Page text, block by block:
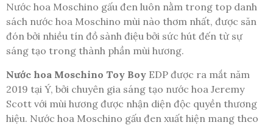
Nước hoa Moschino gấu đen luôn nằm trong top danh
sách nước hoa Moschino mùi nào thơm nhất, được săn
đón bởi nhiều tín đồ sành điệu bởi sức hút đến từ sự
sáng tạo trong thành phần mùi hương.
Nước hoa Moschino Toy Boy EDP được ra mắt năm
2019 tại Ý, bởi chuyên gia sáng tạo nước hoa Jeremy
Scott với mùi hương được nhận diện độc quyền thương
hiệu. Nước hoa Moschino gấu đen xuất hiện mang theo